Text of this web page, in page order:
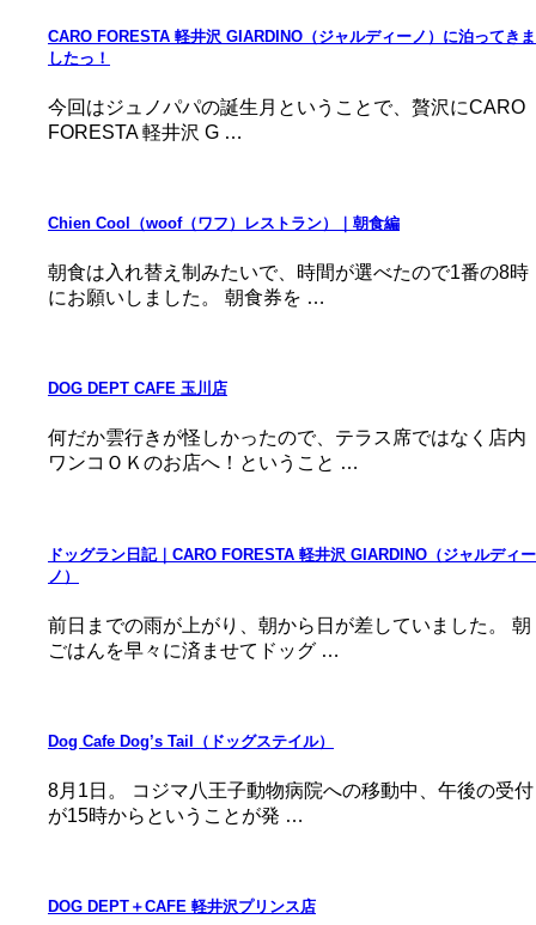
CARO FORESTA 軽井沢 GIARDINO（ジャルディーノ）に泊ってきま
したっ！
今回はジュノパパの誕生月ということで、贅沢にCARO
FORESTA 軽井沢 G …
Chien Cool（woof（ワフ）レストラン）｜朝食編
朝食は入れ替え制みたいで、時間が選べたので1番の8時
にお願いしました。 朝食券を …
DOG DEPT CAFE 玉川店
何だか雲行きが怪しかったので、テラス席ではなく店内
ワンコＯＫのお店へ！ということ …
ドッグラン日記｜CARO FORESTA 軽井沢 GIARDINO（ジャルディー
ノ）
前日までの雨が上がり、朝から日が差していました。 朝
ごはんを早々に済ませてドッグ …
Dog Cafe Dog’s Tail（ドッグステイル）
8月1日。 コジマ八王子動物病院への移動中、午後の受付
が15時からということが発 …
DOG DEPT＋CAFE 軽井沢プリンス店